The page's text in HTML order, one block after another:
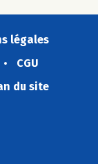
légales
CGU
du site